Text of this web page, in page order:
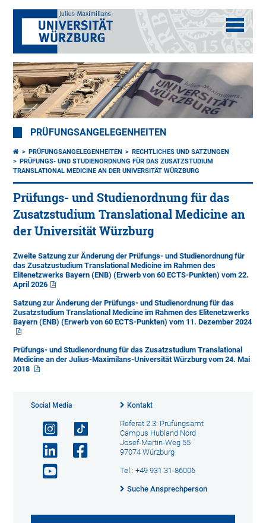
PRÜFUNGSANGELEGENHEITEN
PRÜFUNGSANGELEGENHEITEN
RECHTLICHES UND SATZUNGEN
PRÜFUNGS- UND STUDIENORDNUNG FÜR DAS ZUSATZSTUDIUM
TRANSLATIONAL MEDICINE AN DER UNIVERSITÄT WÜRZBURG
Prüfungs- und Studienordnung für das
Zusatzstudium Translational Medicine an
der Universität Würzburg
Zweite Satzung zur Änderung der Prüfungs- und Studienordnung für
das Zusatzustudium Translational Medicine im Rahmen des
Elitenetzwerks Bayern (ENB) (Erwerb von 60 ECTS-Punkten) vom 22.
April 2026
Satzung zur Änderung der Prüfungs- und Studienordnung für das
Zusatzstudium Translational Medicine im Rahmen des Elitenetzwerks
Bayern (ENB) (Erwerb von 60 ECTS-Punkten) vom 11. Dezember 2024
Prüfungs- und Studienordnung für das Zusatzstudium Translational
Medicine an der Julius-Maximilans-Universität Würzburg vom 24. Mai
2018
Social Media Kontakt
Referat 2.3: Prüfungsamt
Campus Hubland Nord
Josef-Martin-Weg 55
97074 Würzburg
Tel.: +49 931 31-86006
Suche Ansprechperson